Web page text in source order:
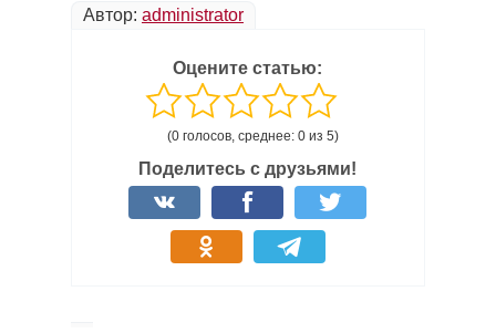
Автор: administrator
Оцените статью:
(0 голосов, среднее: 0 из 5)
Поделитесь с друзьями!